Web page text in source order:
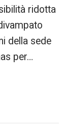
ridotta
della sede
per…